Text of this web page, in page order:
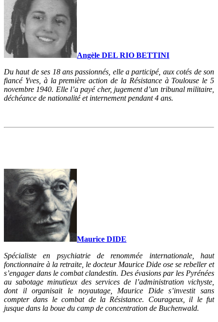
Angèle DEL RIO BETTINI
Du haut de ses 18 ans passionnés, elle a participé, aux cotés de son
fiancé Yves, à la première action de la Résistance à Toulouse le 5
novembre 1940. Elle l’a payé cher, jugement d’un tribunal militaire,
déchéance de nationalité et internement pendant 4 ans.
Maurice DIDE
Spécialiste en psychiatrie de renommée internationale, haut
fonctionnaire à la retraite, le docteur Maurice Dide ose se rebeller et
s’engager dans le combat clandestin. Des évasions par les Pyrénées
au sabotage minutieux des services de l’administration vichyste,
dont il organisait le noyautage, Maurice Dide s’investit sans
compter dans le combat de la Résistance. Courageux, il le fut
jusque dans la boue du camp de concentration de Buchenwald.